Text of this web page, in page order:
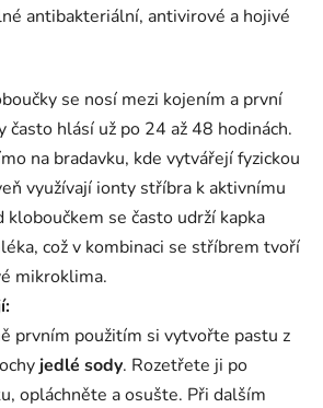
antibakteriální, antivirové a hojivé
se nosí mezi kojením a první
často hlásí už po 24 až 48 hodinách.
na bradavku, kde vytvářejí fyzickou
využívají ionty stříbra k aktivnímu
kloboučkem se často udrží kapka
což v kombinaci se stříbrem tvoří
mikroklima.
prvním použitím si vytvořte pastu z
jedlé sody. Rozetřete ji po
opláchněte a osušte. Při dalším